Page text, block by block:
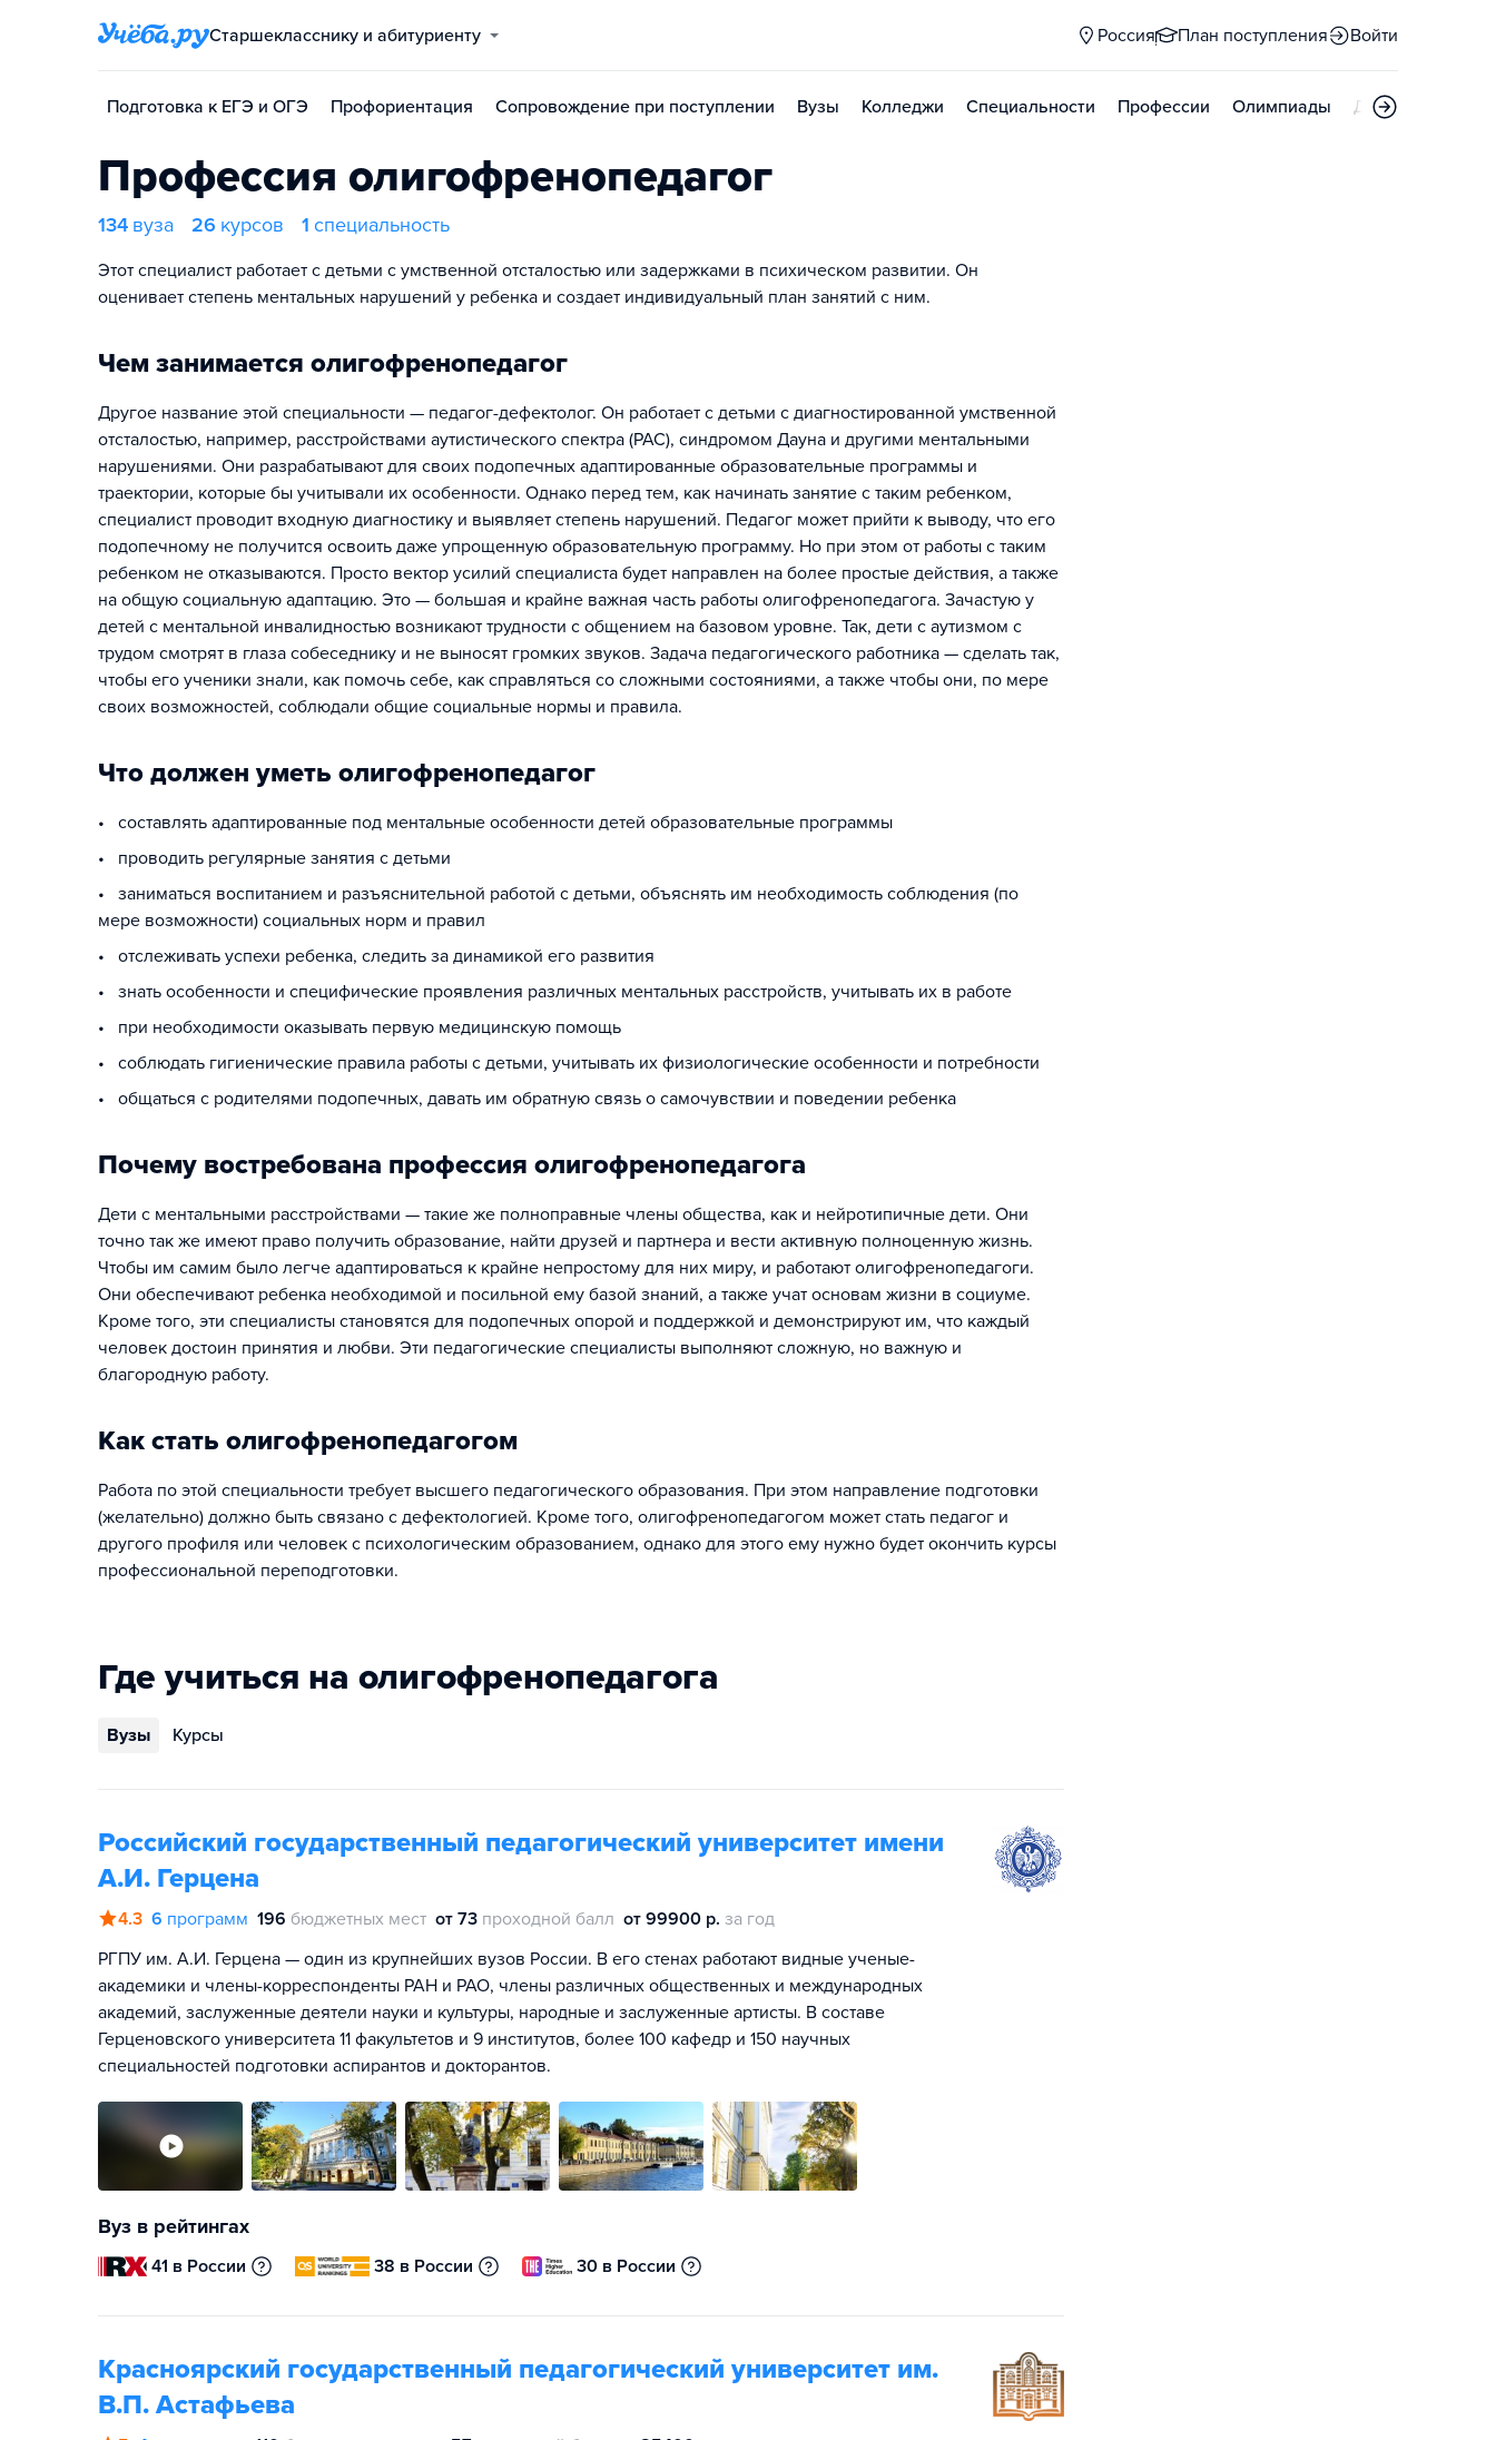
Старшекласснику и абитуриенту Россия План поступления Войти
Подготовка к ЕГЭ и ОГЭ Профориентация Сопровождение при поступлении Вузы Колледжи Специальности Профессии Олимпиады Дни открытых
Профессия олигофренопедагог
134 вуза 26 курсов 1 специальность
Этот специалист работает с детьми с умственной отсталостью или задержками в психическом развитии. Он
оценивает степень ментальных нарушений у ребенка и создает индивидуальный план занятий с ним.
Чем занимается олигофренопедагог
Другое название этой специальности — педагог-дефектолог. Он работает с детьми с диагностированной умственной
отсталостью, например, расстройствами аутистического спектра (РАС), синдромом Дауна и другими ментальными
нарушениями. Они разрабатывают для своих подопечных адаптированные образовательные программы и
траектории, которые бы учитывали их особенности. Однако перед тем, как начинать занятие с таким ребенком,
специалист проводит входную диагностику и выявляет степень нарушений. Педагог может прийти к выводу, что его
подопечному не получится освоить даже упрощенную образовательную программу. Но при этом от работы с таким
ребенком не отказываются. Просто вектор усилий специалиста будет направлен на более простые действия, а также
на общую социальную адаптацию. Это — большая и крайне важная часть работы олигофренопедагога. Зачастую у
детей с ментальной инвалидностью возникают трудности с общением на базовом уровне. Так, дети с аутизмом с
трудом смотрят в глаза собеседнику и не выносят громких звуков. Задача педагогического работника — сделать так,
чтобы его ученики знали, как помочь себе, как справляться со сложными состояниями, а также чтобы они, по мере
своих возможностей, соблюдали общие социальные нормы и правила.
Что должен уметь олигофренопедагог
• составлять адаптированные под ментальные особенности детей образовательные программы
• проводить регулярные занятия с детьми
• заниматься воспитанием и разъяснительной работой с детьми, объяснять им необходимость соблюдения (по
мере возможности) социальных норм и правил
• отслеживать успехи ребенка, следить за динамикой его развития
• знать особенности и специфические проявления различных ментальных расстройств, учитывать их в работе
• при необходимости оказывать первую медицинскую помощь
• соблюдать гигиенические правила работы с детьми, учитывать их физиологические особенности и потребности
• общаться с родителями подопечных, давать им обратную связь о самочувствии и поведении ребенка
Почему востребована профессия олигофренопедагога
Дети с ментальными расстройствами — такие же полноправные члены общества, как и нейротипичные дети. Они
точно так же имеют право получить образование, найти друзей и партнера и вести активную полноценную жизнь.
Чтобы им самим было легче адаптироваться к крайне непростому для них миру, и работают олигофренопедагоги.
Они обеспечивают ребенка необходимой и посильной ему базой знаний, а также учат основам жизни в социуме.
Кроме того, эти специалисты становятся для подопечных опорой и поддержкой и демонстрируют им, что каждый
человек достоин принятия и любви. Эти педагогические специалисты выполняют сложную, но важную и
благородную работу.
Как стать олигофренопедагогом
Работа по этой специальности требует высшего педагогического образования. При этом направление подготовки
(желательно) должно быть связано с дефектологией. Кроме того, олигофренопедагогом может стать педагог и
другого профиля или человек с психологическим образованием, однако для этого ему нужно будет окончить курсы
профессиональной переподготовки.
Где учиться на олигофренопедагога
Вузы Курсы
Российский государственный педагогический университет имени
А.И. Герцена
4.3 6 программ 196 бюджетных мест от 73 проходной балл от 99900 р. за год
РГПУ им. А.И. Герцена — один из крупнейших вузов России. В его стенах работают видные ученые-
академики и члены-корреспонденты РАН и РАО, члены различных общественных и международных
академий, заслуженные деятели науки и культуры, народные и заслуженные артисты. В составе
Герценовского университета 11 факультетов и 9 институтов, более 100 кафедр и 150 научных
специальностей подготовки аспирантов и докторантов.
Вуз в рейтингах
41 в России 38 в России 30 в России
Красноярский государственный педагогический университет им.
В.П. Астафьева